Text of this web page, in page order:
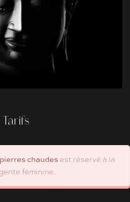
Tarifs
chaudes est réservé à la
gente féminine.